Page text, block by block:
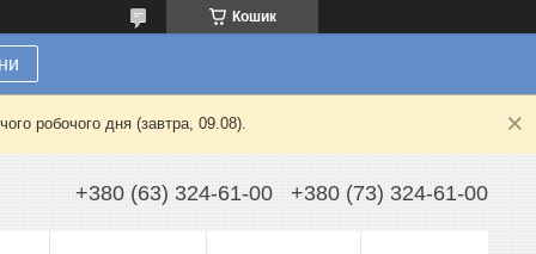
Кошик
робочого дня (завтра, 09.08).
+380 (63) 324-61-00 +380 (73) 324-61-00